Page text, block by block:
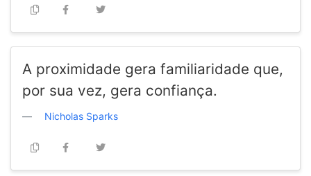
A proximidade gera familiaridade que,
por sua vez, gera confiança.
Nicholas Sparks